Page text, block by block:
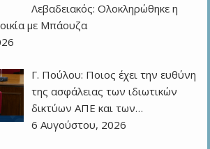
Λεβαδειακός: Ολοκληρώθηκε η
με Μπάουζα
Γ. Πούλου: Ποιος έχει την ευθύνη
της ασφάλειας των ιδιωτικών
δικτύων ΑΠΕ και των…
6 Αυγούστου, 2026